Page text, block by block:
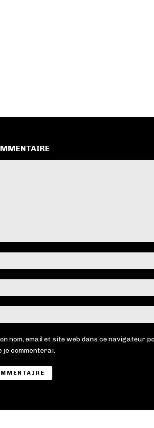
nom, email et site web dans ce navigateur
je commenterai.